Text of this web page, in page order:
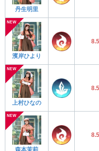
丹生明里
濱岸ひより
8.5
上村ひなの
8.5
森本茉莉
8.5